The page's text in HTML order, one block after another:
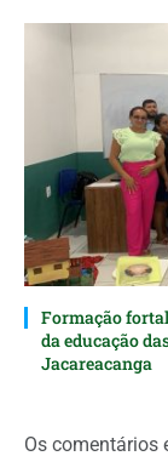
Formação
da educação
Jacareacanga
Os comentários